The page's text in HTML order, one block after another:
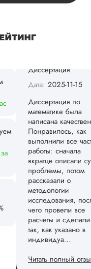
за
Диссертация
Дата: 2025-11-15
Диссертация по
математике была
написана
Понравилось, как
выполнили все
работы: сначала
вкратце описали
проблемы, потом
рассказали о
методологии
исследования,
чего провели все
расчеты и
так, как указано в
индивидуа...
Читать полный